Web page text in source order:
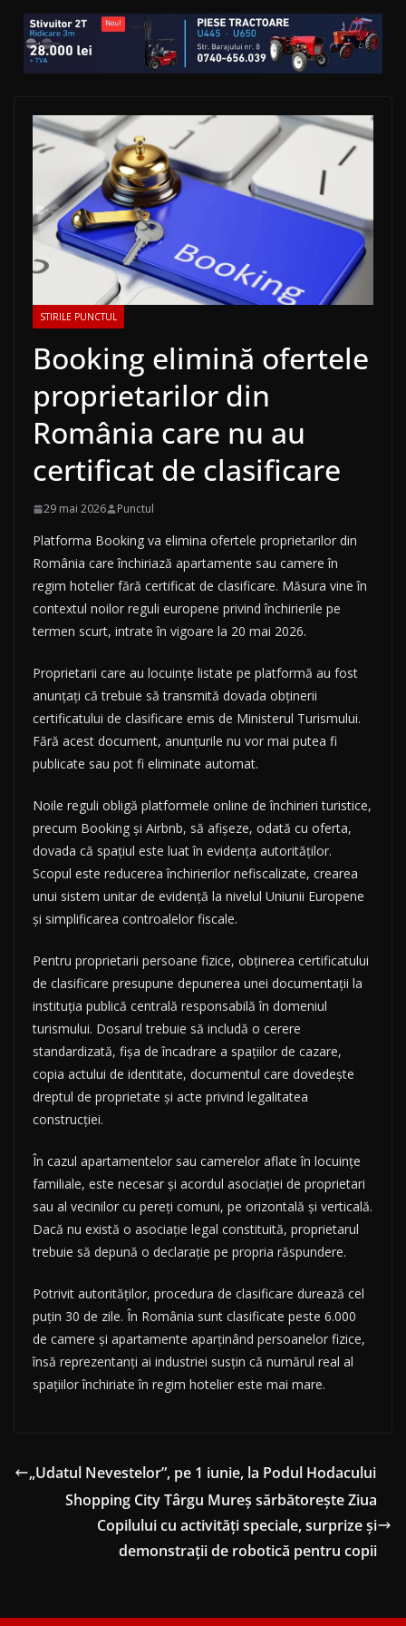
STIRILE PUNCTUL
Booking elimină ofertele
proprietarilor din
România care nu au
certificat de clasificare
29 mai 2026 Punctul
Platforma Booking va elimina ofertele proprietarilor din
România care închiriază apartamente sau camere în
regim hotelier fără certificat de clasificare. Măsura vine în
contextul noilor reguli europene privind închirierile pe
termen scurt, intrate în vigoare la 20 mai 2026.
Proprietarii care au locuințe listate pe platformă au fost
anunțați că trebuie să transmită dovada obținerii
certificatului de clasificare emis de Ministerul Turismului.
Fără acest document, anunțurile nu vor mai putea fi
publicate sau pot fi eliminate automat.
Noile reguli obligă platformele online de închirieri turistice,
precum Booking și Airbnb, să afișeze, odată cu oferta,
dovada că spațiul este luat în evidența autorităților.
Scopul este reducerea închirierilor nefiscalizate, crearea
unui sistem unitar de evidență la nivelul Uniunii Europene
și simplificarea controalelor fiscale.
Pentru proprietarii persoane fizice, obținerea certificatului
de clasificare presupune depunerea unei documentații la
instituția publică centrală responsabilă în domeniul
turismului. Dosarul trebuie să includă o cerere
standardizată, fișa de încadrare a spațiilor de cazare,
copia actului de identitate, documentul care dovedește
dreptul de proprietate și acte privind legalitatea
construcției.
În cazul apartamentelor sau camerelor aflate în locuințe
familiale, este necesar și acordul asociației de proprietari
sau al vecinilor cu pereți comuni, pe orizontală și verticală.
Dacă nu există o asociație legal constituită, proprietarul
trebuie să depună o declarație pe propria răspundere.
Potrivit autorităților, procedura de clasificare durează cel
puțin 30 de zile. În România sunt clasificate peste 6.000
de camere și apartamente aparținând persoanelor fizice,
însă reprezentanți ai industriei susțin că numărul real al
spațiilor închiriate în regim hotelier este mai mare.
„Udatul Nevestelor”, pe 1 iunie, la Podul Hodacului
Shopping City Târgu Mureș sărbătorește Ziua
Copilului cu activități speciale, surprize și
demonstrații de robotică pentru copii